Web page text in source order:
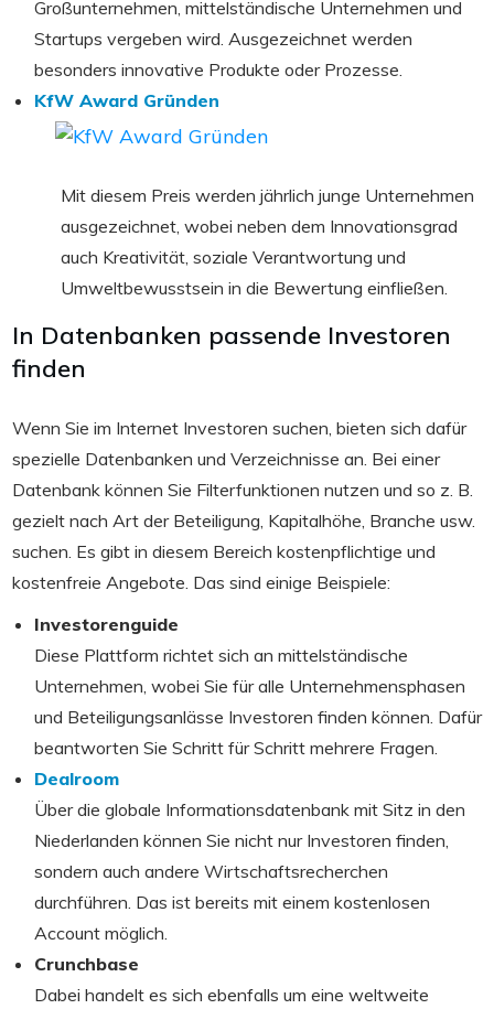
Großunternehmen, mittelständische Unternehmen und
Startups vergeben wird. Ausgezeichnet werden
besonders innovative Produkte oder Prozesse.
KfW Award Gründen
Mit diesem Preis werden jährlich junge Unternehmen
ausgezeichnet, wobei neben dem Innovationsgrad
auch Kreativität, soziale Verantwortung und
Umweltbewusstsein in die Bewertung einfließen.
In Datenbanken passende Investoren
finden
Wenn Sie im Internet Investoren suchen, bieten sich dafür
spezielle Datenbanken und Verzeichnisse an. Bei einer
Datenbank können Sie Filterfunktionen nutzen und so z. B.
gezielt nach Art der Beteiligung, Kapitalhöhe, Branche usw.
suchen. Es gibt in diesem Bereich kostenpflichtige und
kostenfreie Angebote. Das sind einige Beispiele:
Investorenguide
Diese Plattform richtet sich an mittelständische
Unternehmen, wobei Sie für alle Unternehmensphasen
und Beteiligungsanlässe Investoren finden können. Dafür
beantworten Sie Schritt für Schritt mehrere Fragen.
Dealroom
Über die globale Informationsdatenbank mit Sitz in den
Niederlanden können Sie nicht nur Investoren finden,
sondern auch andere Wirtschaftsrecherchen
durchführen. Das ist bereits mit einem kostenlosen
Account möglich.
Crunchbase
Dabei handelt es sich ebenfalls um eine weltweite